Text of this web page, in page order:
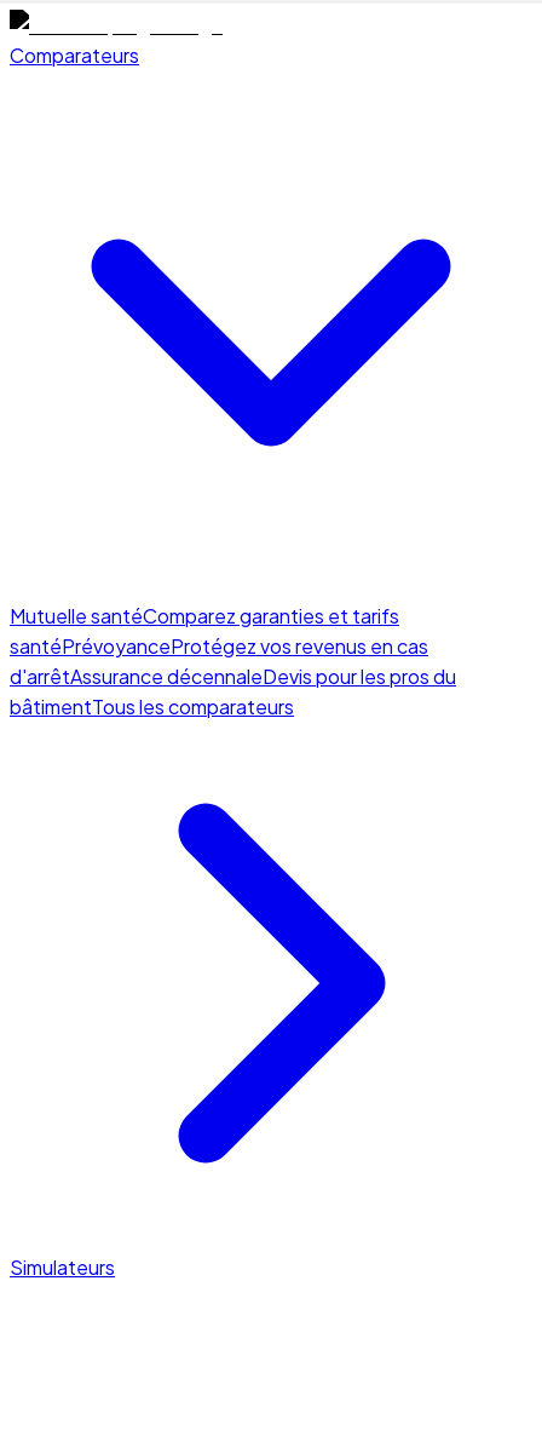
Comparateurs
Mutuelle santéComparez garanties et tarifs
santéPrévoyanceProtégez vos revenus en cas
d'arrêtAssurance décennaleDevis pour les pros du
bâtimentTous les comparateurs
Simulateurs